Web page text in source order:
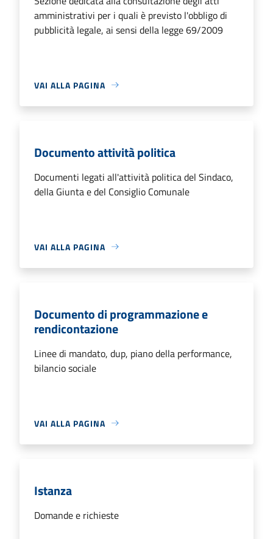
amministrativi per i quali è previsto l'obbligo di
pubblicità legale, ai sensi della legge 69/2009
VAI ALLA PAGINA
Documento attività politica
Documenti legati all'attività politica del Sindaco,
della Giunta e del Consiglio Comunale
VAI ALLA PAGINA
Documento di programmazione e
rendicontazione
Linee di mandato, dup, piano della performance,
bilancio sociale
VAI ALLA PAGINA
Istanza
Domande e richieste